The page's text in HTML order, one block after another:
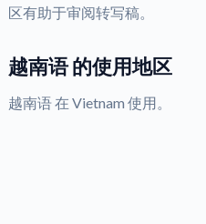
区有助于审阅转写稿。
越南语 的使用地区
越南语 在 Vietnam 使用。